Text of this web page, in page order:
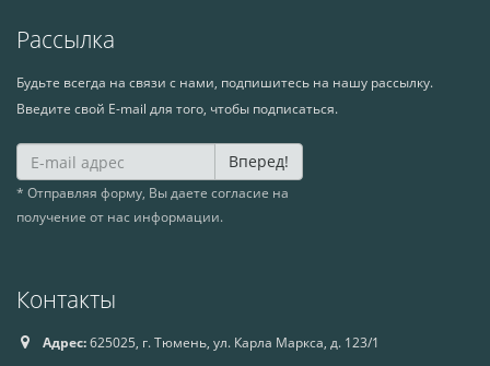
Рассылка
Будьте всегда на связи с нами, подпишитесь на нашу рассылку.
Введите свой E-mail для того, чтобы подписаться.
Вперед!
* Отправляя форму, Вы даете согласие на
получение от нас информации.
Контакты
Адрес:625025, г. Тюмень, ул. Карла Маркса, д. 123/1